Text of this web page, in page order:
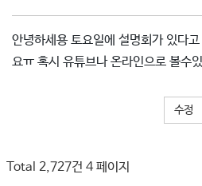
안녕하세용 토요일에 설명회가 있다
요ㅠ 혹시 유튜브나 온라인으로 볼수
수정
Total 2,727건 4 페이지